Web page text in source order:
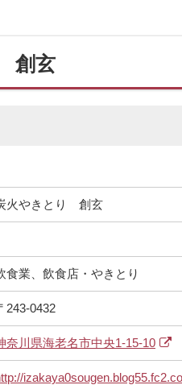
創玄
火やきとり 創玄
食業、飲食店・やきとり
243-0432
奈川県海老名市中央1-15-10